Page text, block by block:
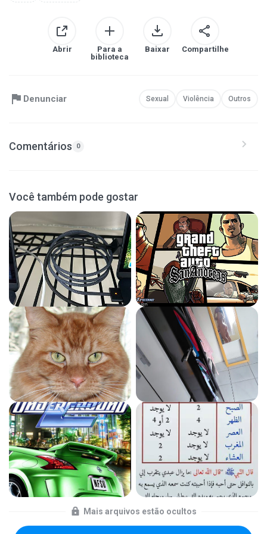
Abrir
Para a
biblioteca
Baixar Compartilhe
Denunciar Sexual Violência Outros
Comentários 0
Você também pode gostar
Mais arquivos estão ocultos